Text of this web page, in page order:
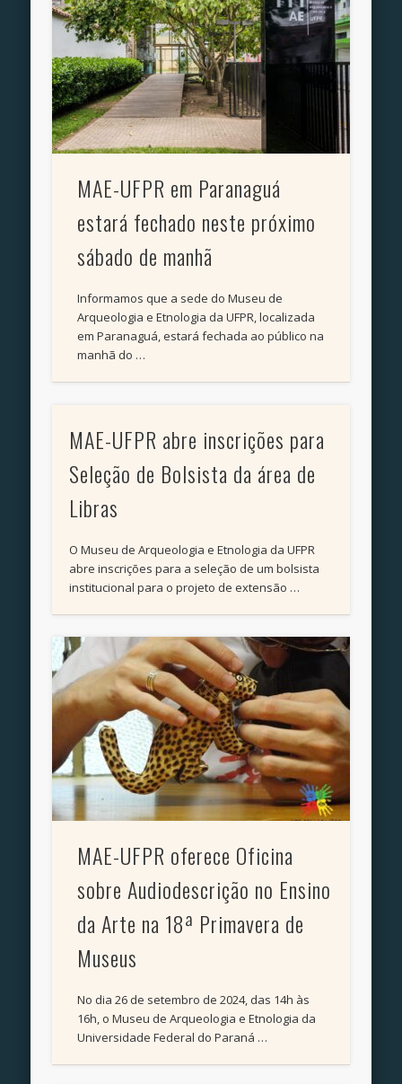
MAE-UFPR em Paranaguá
estará fechado neste próximo
sábado de manhã
Informamos que a sede do Museu de
Arqueologia e Etnologia da UFPR, localizada
em Paranaguá, estará fechada ao público na
manhã do …
MAE-UFPR abre inscrições para
Seleção de Bolsista da área de
Libras
O Museu de Arqueologia e Etnologia da UFPR
abre inscrições para a seleção de um bolsista
institucional para o projeto de extensão …
MAE-UFPR oferece Oficina
sobre Audiodescrição no Ensino
da Arte na 18ª Primavera de
Museus
No dia 26 de setembro de 2024, das 14h às
16h, o Museu de Arqueologia e Etnologia da
Universidade Federal do Paraná …